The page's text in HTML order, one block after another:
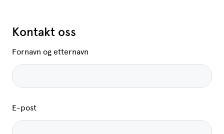
Kontakt oss
Fornavn og etternavn
E-post